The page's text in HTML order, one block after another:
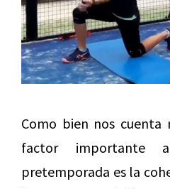
Como bien nos cuenta
factor
pretemporada es la